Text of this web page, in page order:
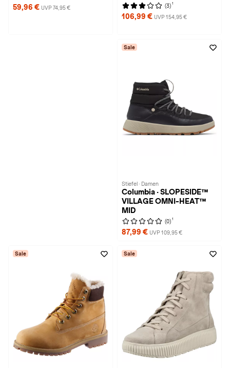
59,96 € UVP 74,95 € (3) 1
106,99 € UVP 154,95 €
Sale
Stiefel · Damen
Columbia · SLOPESIDE™
VILLAGE OMNI-HEAT™
MID
(0) 1
87,99 € UVP 109,95 €
Sale Sale